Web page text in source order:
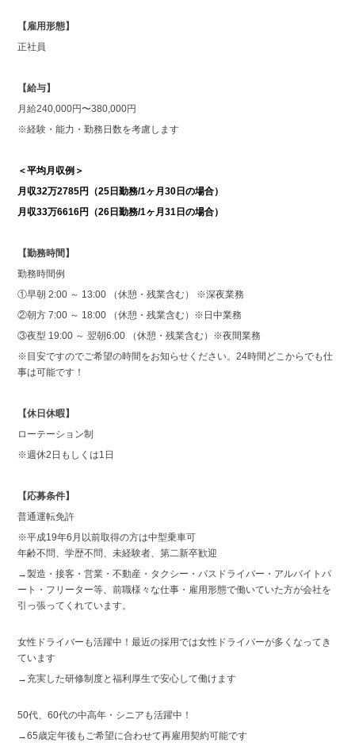
【雇用形態】
正社員
【給与】
月給240,000円〜380,000円
※経験・能力・勤務日数を考慮します
＜平均月収例＞
月収32万2785円（25日勤務/1ヶ月30日の場合）
月収33万6616円（26日勤務/1ヶ月31日の場合）
【勤務時間】
勤務時間例
①早朝 2:00 ～ 13:00 （休憩・残業含む） ※深夜業務
②朝方 7:00 ～ 18:00 （休憩・残業含む）※日中業務
③夜型 19:00 ～ 翌朝6:00 （休憩・残業含む）※夜間業務
※目安ですのでご希望の時間をお知らせください。24時間どこからでも仕
事は可能です！
【休日休暇】
ローテーション制
※週休2日もしくは1日
【応募条件】
普通運転免許
※平成19年6月以前取得の方は中型乗車可
年齢不問、学歴不問、未経験者、第二新卒歓迎
→製造・接客・営業・不動産・タクシー・バスドライバー・アルバイトパ
ート・フリーター等、前職様々な仕事・雇用形態で働いていた方が会社を
引っ張ってくれています。
女性ドライバーも活躍中！最近の採用では女性ドライバーが多くなってき
ています
→充実した研修制度と福利厚生で安心して働けます
50代、60代の中高年・シニアも活躍中！
→65歳定年後もご希望に合わせて再雇用契約可能です